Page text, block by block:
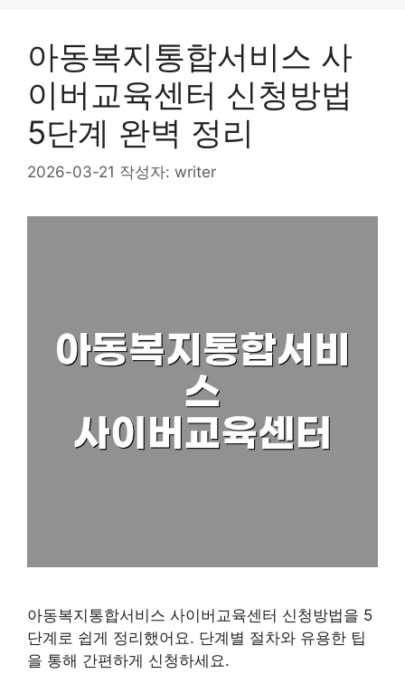
아동복지통합서비스 사
이버교육센터 신청방법
5단계 완벽 정리
2026-03-21 작성자: writer
아동복지통합서비스 사이버교육센터 신청방법을 5
단계로 쉽게 정리했어요. 단계별 절차와 유용한 팁
을 통해 간편하게 신청하세요.